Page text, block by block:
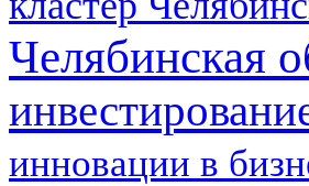
Челябинская
инновации в